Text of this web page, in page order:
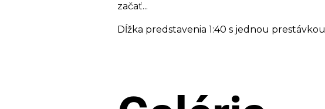
začať...
Dĺžka predstavenia 1:40 s jednou prestávkou